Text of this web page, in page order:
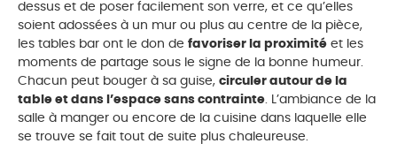
dessus et de poser facilement son verre, et ce qu’elles
soient adossées à un mur ou plus au centre de la pièce,
les tables bar ont le don de favoriser la proximité et les
moments de partage sous le signe de la bonne humeur.
Chacun peut bouger à sa guise, circuler autour de la
table et dans l’espace sans contrainte. L’ambiance de la
salle à manger ou encore de la cuisine dans laquelle elle
se trouve se fait tout de suite plus chaleureuse.